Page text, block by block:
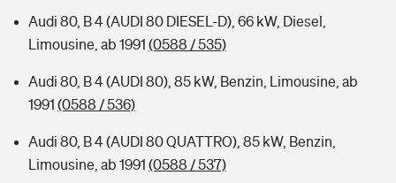
Audi 80, B 4 (AUDI 80 DIESEL-D), 66 kW, Diesel,
Limousine, ab 1991 (0588 / 535)
Audi 80, B 4 (AUDI 80), 85 kW, Benzin, Limousine, ab
1991 (0588 / 536)
Audi 80, B 4 (AUDI 80 QUATTRO), 85 kW, Benzin,
Limousine, ab 1991 (0588 / 537)